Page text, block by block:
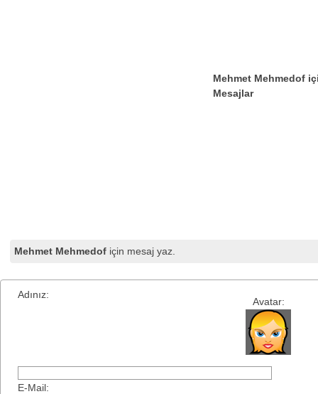
Mehmet Mehmedof
Mesajlar
Mehmet Mehmedof için mesaj yaz.
Avatar:
Adınız:
E-Mail: